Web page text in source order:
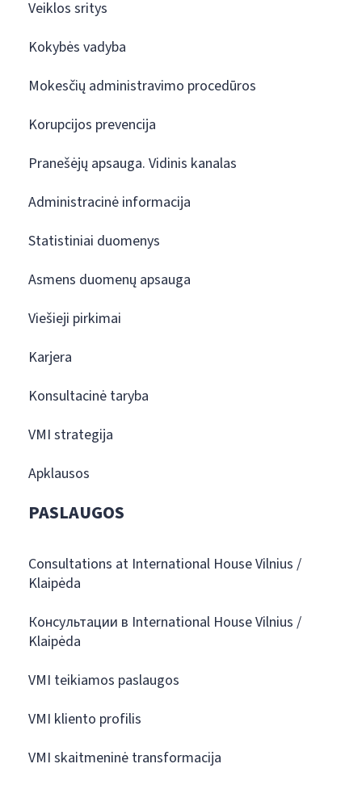
Veiklos sritys
Kokybės vadyba
Mokesčių administravimo procedūros
Korupcijos prevencija
Pranešėjų apsauga. Vidinis kanalas
Administracinė informacija
Statistiniai duomenys
Asmens duomenų apsauga
Viešieji pirkimai
Karjera
Konsultacinė taryba
VMI strategija
Apklausos
PASLAUGOS
Consultations at International House Vilnius /
Klaipėda
Консультации в International House Vilnius /
Klaipėda
VMI teikiamos paslaugos
VMI kliento profilis
VMI skaitmeninė transformacija